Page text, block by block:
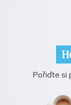
Pořiďte si